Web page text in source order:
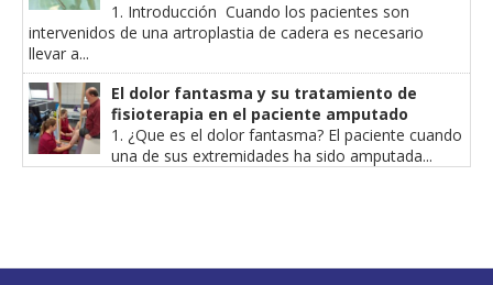
1. Introducción Cuando los pacientes son
intervenidos de una artroplastia de cadera es necesario
llevar a...
El dolor fantasma y su tratamiento de
fisioterapia en el paciente amputado
1. ¿Que es el dolor fantasma? El paciente cuando
una de sus extremidades ha sido amputada...